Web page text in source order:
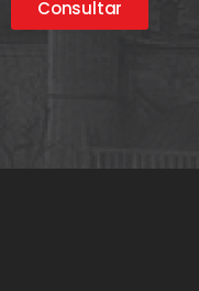
Consultar